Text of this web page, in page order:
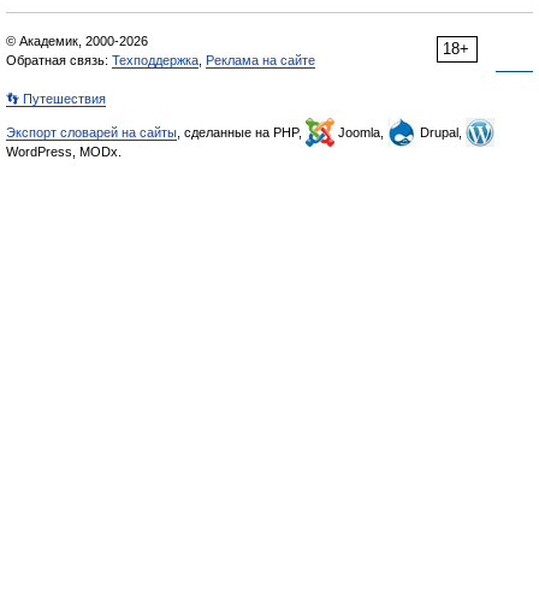
18+
© Академик, 2000-2026
Обратная связь: Техподдержка Реклама на сайте
👣 Путешествия
Экспорт словарей на сайты , сделанные на PHP, Joomla,
Drupal,
WordPress, MODx.